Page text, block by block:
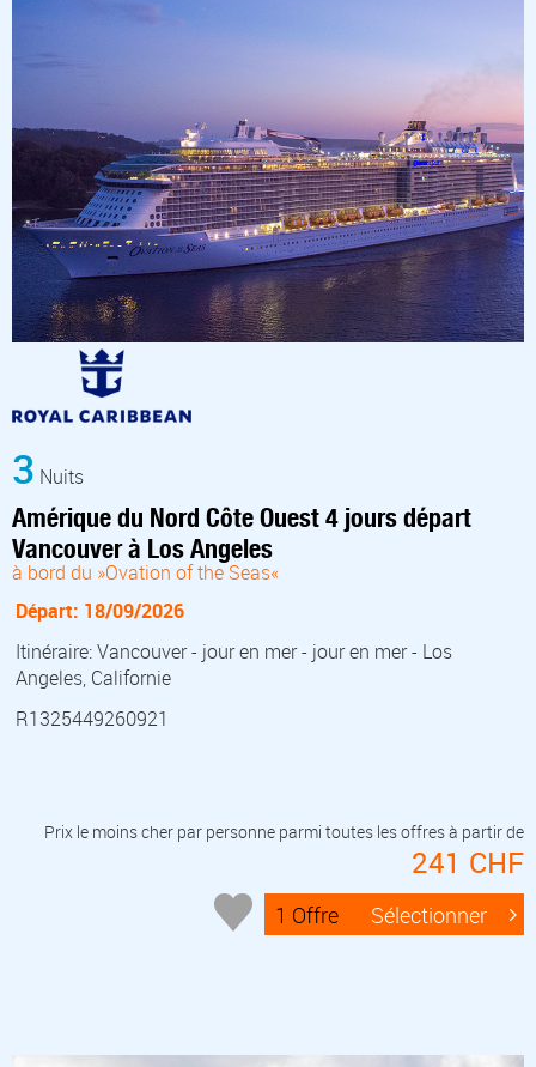
3 Nuits
Amérique du Nord Côte Ouest 4 jours départ
Vancouver à Los Angeles
à bord du »Ovation of the Seas«
Départ: 18/09/2026
Itinéraire: Vancouver - jour en mer - jour en mer - Los
Angeles, Californie
R1325449260921
Prix le moins cher par personne parmi toutes les offres à partir de
241 CHF
1 Offre Sélectionner